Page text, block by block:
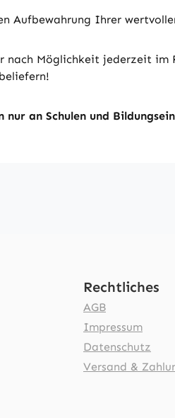
Aufbewahrung Ihrer
nach Möglichkeit jederzeit im
an Schulen und
Rechtliches
AGB
Impressum
Datenschutz
Versand &